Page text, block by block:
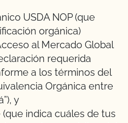
USDA NOP (que
orgánica)
al Mercado Global
requerida
a los términos del
Orgánica entre
y
indica cuáles de tus